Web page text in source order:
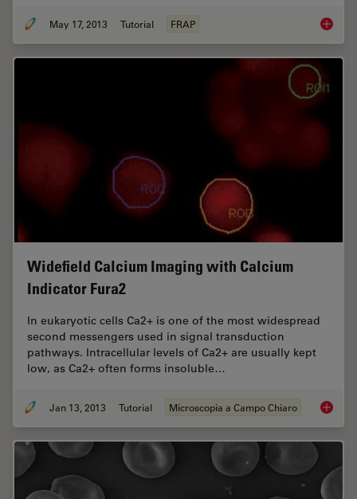
May 17, 2013 Tutorial FRAP Step
Widefield Calcium Imaging with Calcium
Indicator Fura2
In eukaryotic cells Ca2+ is one of the most widespread
second messengers used in signal transduction
pathways. Intracellular levels of Ca2+ are usually kept
low, as Ca2+ often forms insoluble…
Jan 13, 2013 Tutorial Microscopia a Campo Chiaro